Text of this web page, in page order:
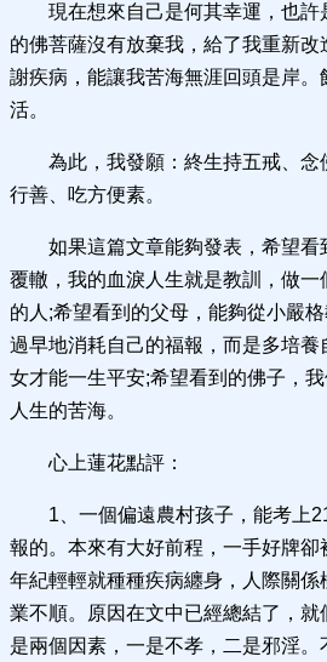
現在想來自己是何其幸運，也
的佛菩薩沒有放棄我，給了我重新
謝疾病，能讓我苦海無涯回頭是岸
活。
為此，我發願：終生持五戒、念
行善、吃方便素。
如果這篇文章能夠發表，希望
覆轍，我的血淚人生就是教訓，做
的人;希望看到的父母，能夠從小嚴
過早地消耗自己的福報，而是多培
女才能一生平安;希望看到的佛子，
人生的苦海。
心上蓮花點評：
1、一個偏遠農村孩子，能考上
報的。本來有大好前程，一手好牌卻
年紀輕輕就種種疾病纏身，人際關
業不順。原因在文中已經總結了，
是兩個因素，一是不孝，二是邪淫。